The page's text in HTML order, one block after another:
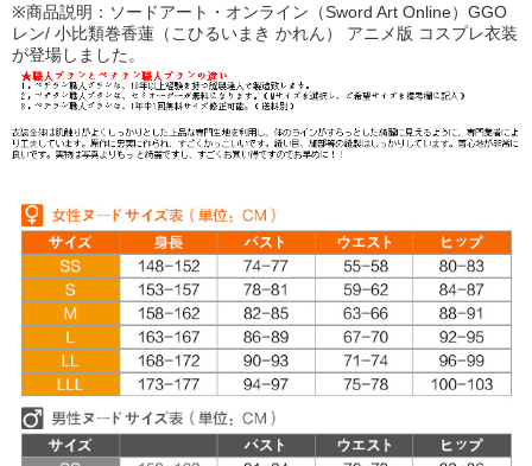
※商品説明：ソードアート・オンライン（Sword Art Online）GGO
レン/ 小比類巻香蓮（こひるいまき かれん） アニメ版 コスプレ衣装
が登場しました。